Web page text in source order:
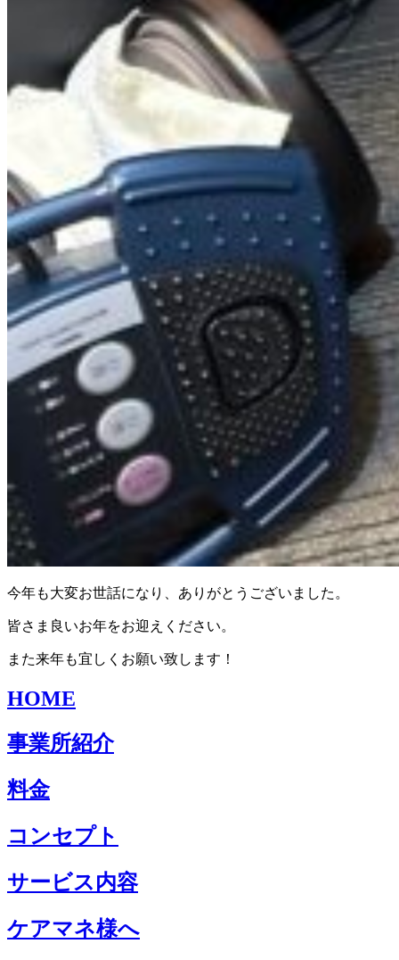
今年も大変お世話になり、ありがとうございました。
皆さま良いお年をお迎えください。
また来年も宜しくお願い致します！
HOME
事業所紹介
料金
コンセプト
サービス内容
ケアマネ様へ